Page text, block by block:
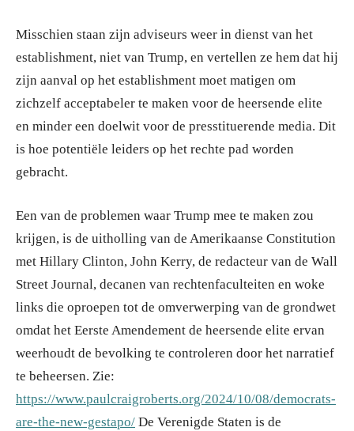
Misschien staan zijn adviseurs weer in dienst van het
establishment, niet van Trump, en vertellen ze hem dat hij
zijn aanval op het establishment moet matigen om
zichzelf acceptabeler te maken voor de heersende elite
en minder een doelwit voor de presstituerende media. Dit
is hoe potentiële leiders op het rechte pad worden
gebracht.
Een van de problemen waar Trump mee te maken zou
krijgen, is de uitholling van de Amerikaanse Constitution
met Hillary Clinton, John Kerry, de redacteur van de Wall
Street Journal, decanen van rechtenfaculteiten en woke
links die oproepen tot de omverwerping van de grondwet
omdat het Eerste Amendement de heersende elite ervan
weerhoudt de bevolking te controleren door het narratief
te beheersen. Zie:
https://www.paulcraigroberts.org/2024/10/08/democrats-
are-the-new-gestapo/ De Verenigde Staten is de